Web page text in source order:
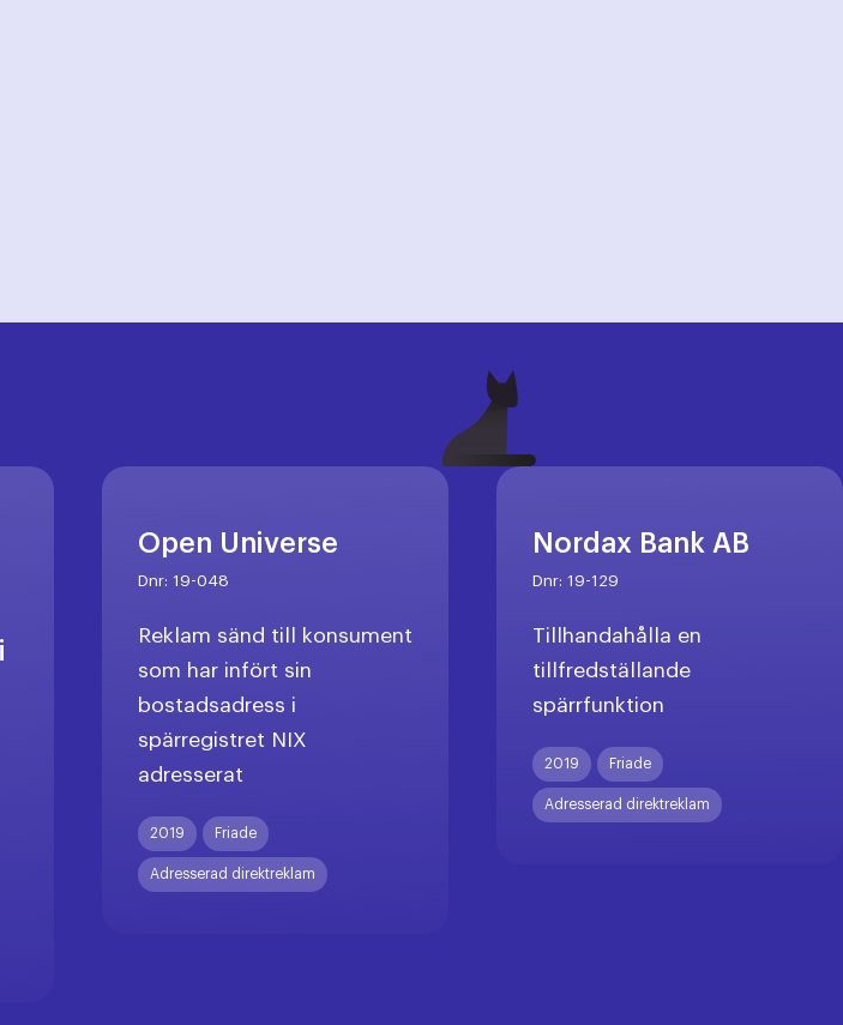
Open Universe
Dnr: 19-048
Reklam sänd till konsument
som har infört sin
bostadsadress i
spärregistret NIX
adresserat
2019 Friade
Adresserad direktreklam
Nordax Bank AB
Dnr: 19-129
Tillhandahålla en
tillfredställande
spärrfunktion
2019 Friade
Adresserad direktreklam